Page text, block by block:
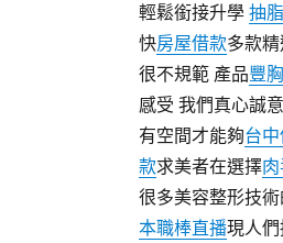
輕鬆銜接升學 抽脂
快房屋借款多款
很不規範 產品豐胸
感受 我們真心誠
有空間才能夠台
款求美者在選擇
很多美容整形技
本職棒直播現人